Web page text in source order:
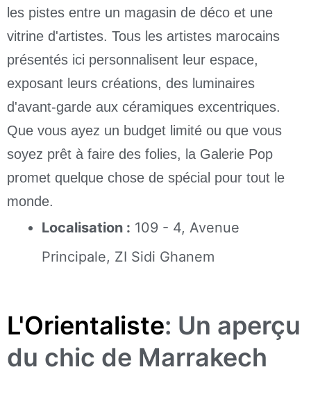
les pistes entre un magasin de déco et une
vitrine d'artistes. Tous les artistes marocains
présentés ici personnalisent leur espace,
exposant leurs créations, des luminaires
d'avant-garde aux céramiques excentriques.
Que vous ayez un budget limité ou que vous
soyez prêt à faire des folies, la Galerie Pop
promet quelque chose de spécial pour tout le
monde.
Localisation : 109 - 4, Avenue
Principale, ZI Sidi Ghanem
L'Orientaliste: Un aperçu
du chic de Marrakech